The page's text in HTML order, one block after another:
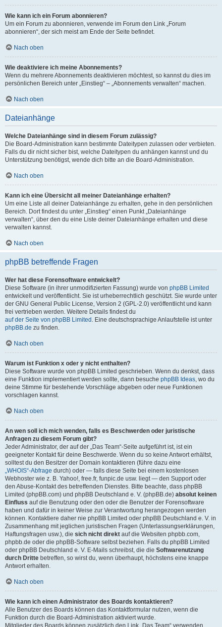
Wie kann ich ein Forum abonnieren?
Um ein Forum zu abonnieren, verwende im Forum den Link „Forum
abonnieren“, der sich meist am Ende der Seite befindet.
Nach oben
Wie deaktiviere ich meine Abonnements?
Wenn du mehrere Abonnements deaktivieren möchtest, so kannst du dies im
persönlichen Bereich unter „Einstieg“ – „Abonnements verwalten“ machen.
Nach oben
Dateianhänge
Welche Dateianhänge sind in diesem Forum zulässig?
Die Board-Administration kann bestimmte Dateitypen zulassen oder verbieten.
Falls du dir nicht sicher bist, welche Dateitypen du anhängen kannst und du
Unterstützung benötigst, wende dich bitte an die Board-Administration.
Nach oben
Kann ich eine Übersicht all meiner Dateianhänge erhalten?
Um eine Liste all deiner Dateianhänge zu erhalten, gehe in den persönlichen
Bereich. Dort findest du unter „Einstieg“ einen Punkt „Dateianhänge
verwalten“, über den du eine Liste deiner Dateianhänge erhalten und diese
verwalten kannst.
Nach oben
phpBB betreffende Fragen
Wer hat diese Forensoftware entwickelt?
Diese Software (in ihrer unmodifizierten Fassung) wurde von phpBB Limited
entwickelt und veröffentlicht. Sie ist urheberrechtlich geschützt. Sie wurde unter
der GNU General Public License, Version 2 (GPL-2.0) veröffentlicht und kann
frei vertrieben werden. Weitere Details findest du
auf der Seite von phpBB Limited . Eine deutschsprachige Anlaufstelle ist unter
phpBB.de zu finden.
Nach oben
Warum ist Funktion x oder y nicht enthalten?
Diese Software wurde von phpBB Limited geschrieben. Wenn du denkst, dass
eine Funktion implementiert werden sollte, dann besuche phpBB Ideas, wo du
deine Stimme für bestehende Vorschläge abgeben oder neue Funktionen
vorschlagen kannst.
Nach oben
An wen soll ich mich wenden, falls es Beschwerden oder juristische
Anfragen zu diesem Forum gibt?
Jeder Administrator, der auf der „Das Team“-Seite aufgeführt ist, ist ein
geeigneter Kontakt für deine Beschwerde. Wenn du so keine Antwort erhältst,
solltest du den Besitzer der Domain kontaktieren (führe dazu eine
„WHOIS“-Abfrage durch) oder — falls diese Seite bei einem kostenlosen
Webhoster wie z. B. Yahoo!, free.fr, funpic.de usw. liegt — den Support oder
den Abuse-Kontakt des betreffenden Dienstes. Bitte beachte, dass phpBB
Limited (phpBB.com) und phpBB Deutschland e. V. (phpBB.de) absolut keinen
Einfluss auf die Benutzung oder den oder die Benutzer der Forensoftware
haben und dafür in keiner Weise zur Verantwortung herangezogen werden
können. Kontaktiere daher nie phpBB Limited oder phpBB Deutschland e. V. in
Zusammenhang mit jeglichen juristischen Fragen (Unterlassungserklärungen,
Haftungsfragen usw.), die sich nicht direkt auf die Websiten phpbb.com,
phpbb.de oder die phpBB-Software selbst beziehen. Falls du phpBB Limited
oder phpBB Deutschland e. V. E-Mails schreibst, die die Softwarenutzung
durch Dritte betreffen, so wirst du, wenn überhaupt, höchstens eine knappe
Antwort erhalten.
Nach oben
Wie kann ich einen Administrator des Boards kontaktieren?
Alle Benutzer des Boards können das Kontaktformular nutzen, wenn die
Funktion durch die Board-Administration aktiviert wurde.
Mitglieder des Boards können zusätzlich den Link „Das Team“ verwenden.